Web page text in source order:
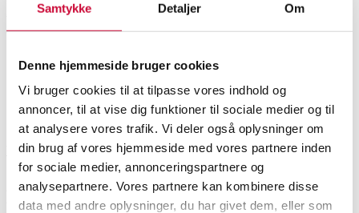
Samtykke Detaljer Om
Denne hjemmeside bruger cookies
Vi bruger cookies til at tilpasse vores indhold og
annoncer, til at vise dig funktioner til sociale medier og til
at analysere vores trafik. Vi deler også oplysninger om
din brug af vores hjemmeside med vores partnere inden
for sociale medier, annonceringspartnere og
analysepartnere. Vores partnere kan kombinere disse
data med andre oplysninger, du har givet dem, eller som
Skydevåben
BRNO büchsflinte kal. 12/70 -
7x57R
SHOWROOM
Vejle
VURDERING
DKK 3.800
VARENUMMER
6503419
Beskrivelse